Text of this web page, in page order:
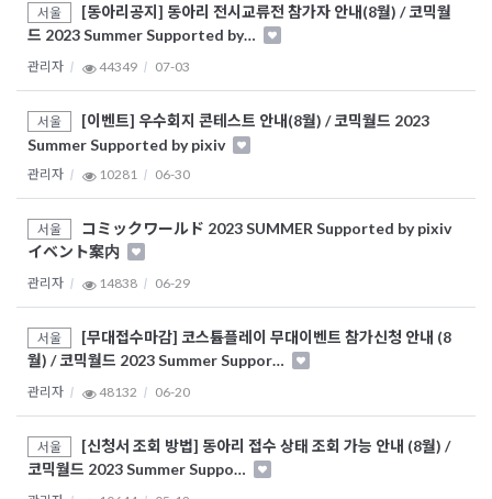
서울
[동아리공지] 동아리 전시교류전 참가자 안내(8월) / 코믹월
드 2023 Summer Supported by…
관리자 44349 07-03
서울
[이벤트] 우수회지 콘테스트 안내(8월) / 코믹월드 2023
Summer Supported by pixiv
관리자 10281 06-30
서울
コミックワールド 2023 SUMMER Supported by pixiv
イベント案内
관리자 14838 06-29
서울
[무대접수마감] 코스튬플레이 무대이벤트 참가신청 안내 (8
월) / 코믹월드 2023 Summer Suppor…
관리자 48132 06-20
서울
[신청서 조회 방법] 동아리 접수 상태 조회 가능 안내 (8월) /
코믹월드 2023 Summer Suppo…